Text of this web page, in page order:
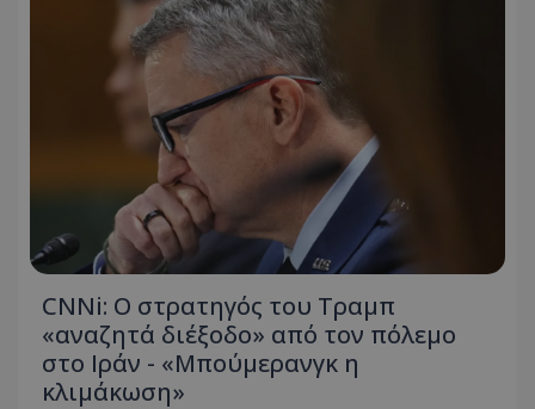
CNNi: Ο στρατηγός του Τραμπ
«αναζητά διέξοδο» από τον πόλεμο
στο Ιράν - «Μπούμερανγκ η
κλιμάκωση»
usprivacy
ASP.NET_SessionId
Microsoft Corporation